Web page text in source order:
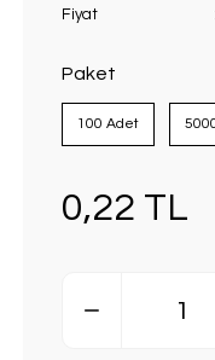
Fiyat
Paket
100 Adet
0,22 TL